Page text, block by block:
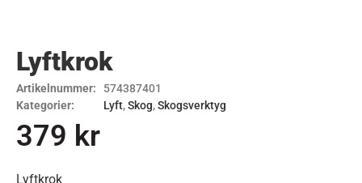
Lyftkrok
Artikelnummer:
574387401
Kategorier:
Lyft,Skog,Skogsverktyg
379 kr
Lyftkrok